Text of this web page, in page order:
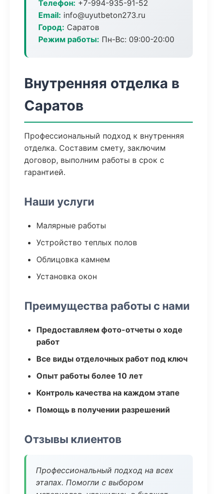
Телефон: +7-994-935-91-52
Email: info@uyutbeton273.ru
Город: Саратов
Режим работы: Пн-Вс: 09:00-20:00
Внутренняя отделка в
Саратов
Профессиональный подход к внутренняя
отделка. Составим смету, заключим
договор, выполним работы в срок с
гарантией.
Наши услуги
Малярные работы
Устройство теплых полов
Облицовка камнем
Установка окон
Преимущества работы с нами
Предоставляем фото-отчеты о ходе
работ
Все виды отделочных работ под ключ
Опыт работы более 10 лет
Контроль качества на каждом этапе
Помощь в получении разрешений
Отзывы клиентов
Профессиональный подход на всех
этапах. Помогли с выбором